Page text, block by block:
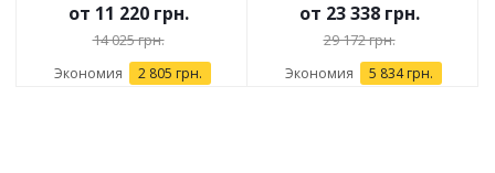
от 11 220 грн.
14 025 грн.
Экономия 2 805 грн.
от 23 338 грн.
29 172 грн.
Экономия 5 834 грн.